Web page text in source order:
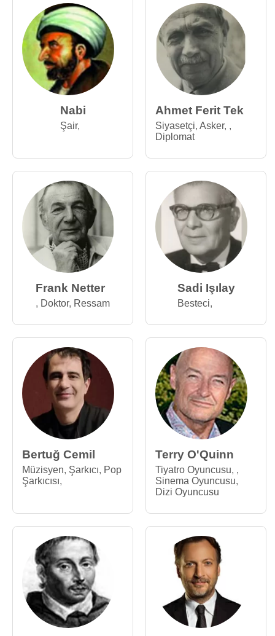
Nabi
Şair,
Ahmet Ferit Tek
Siyasetçi, Asker, ,
Diplomat
Frank Netter
, Doktor, Ressam
Sadi Işılay
Besteci,
Bertuğ Cemil
Müzisyen, Şarkıcı, Pop
Şarkıcısı,
Terry O'Quinn
Tiyatro Oyuncusu, ,
Sinema Oyuncusu,
Dizi Oyuncusu